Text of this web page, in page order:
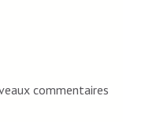
commentaires